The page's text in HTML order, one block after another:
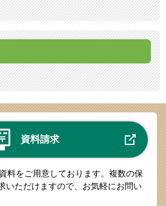
資料請求
料をご用意しております。 複数の保
いただけますので、お気軽にお問い